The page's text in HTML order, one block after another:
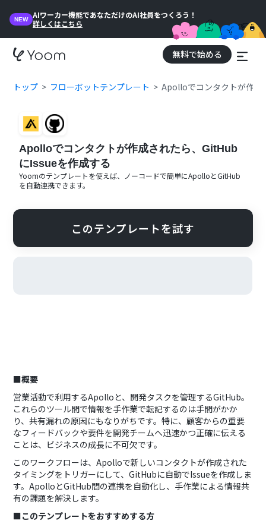
NEW
AIワーカー機能であなただけのAI社員をつくろう！
詳しくはこちら
無料で始める
トップ フローボットテンプレート Apolloでコンタクトが作成
Apolloでコンタクトが作成されたら、GitHub
にIssueを作成する
Yoomのテンプレートを使えば、ノーコードで簡単にApolloとGitHub
を自動連携できます。
このテンプレートを試す
■概要
営業活動で利用するApolloと、開発タスクを管理するGitHub。
これらのツール間で情報を手作業で転記するのは手間がかか
り、共有漏れの原因にもなりがちです。特に、顧客からの重要
なフィードバックや要件を開発チームへ迅速かつ正確に伝える
ことは、ビジネスの成長に不可欠です。
このワークフローは、Apolloで新しいコンタクトが作成された
タイミングをトリガーにして、GitHubに自動でIssueを作成しま
す。ApolloとGitHub間の連携を自動化し、手作業による情報共
有の課題を解決します。
■このテンプレートをおすすめする方